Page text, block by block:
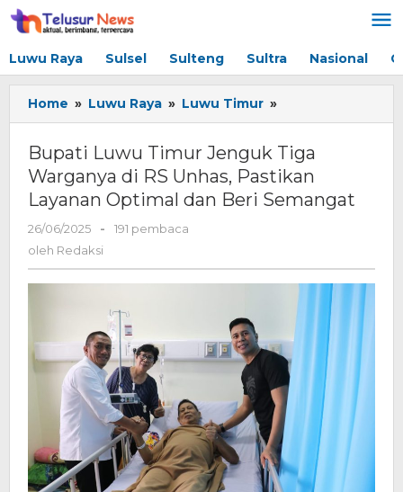
Lewati
ke
Luwu Raya Sulsel Sulteng Sultra Nasional
Home » Luwu Raya » Luwu Timur »
Luwu
Jenguk
Tiga
Warganya
Pastikan
Layanan
Optimal
dan
Beri
Semangat
Bupati Luwu Timur Jenguk Tiga
Warganya di RS Unhas, Pastikan
Layanan Optimal dan Beri Semangat
26/06/2025
oleh
Redaksi
-
191 pembaca
oleh Redaksi